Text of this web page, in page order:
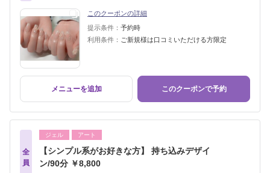
このクーポンの詳細
提示条件： 予約時
利用条件： ご新規様は口コミいただける方限定
メニューを追加 このクーポンで予約
全
員
ジェル アート
【シンプル系がお好きな方】 持ち込みデザイ
ン/90分 ￥8,800